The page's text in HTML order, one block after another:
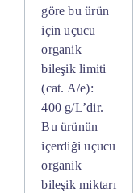
göre bu ürün
için uçucu
organik
bileşik limiti
(cat. A/e):
400 g/L’dir.
Bu ürünün
içerdiği uçucu
organik
bileşik miktarı